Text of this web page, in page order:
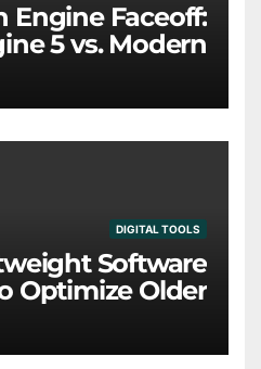
Engine Faceoff:
5 vs. Modern
DIGITAL TOOLS
Software
Optimize Older